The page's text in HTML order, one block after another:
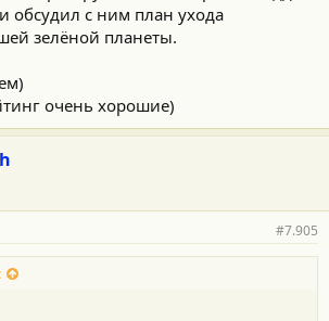
обсудил с ним план ухода
зелёной планеты.
очень хорошие)
#7.905